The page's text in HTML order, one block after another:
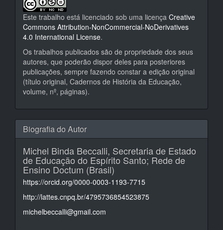
Este trabalho está licenciado sob uma licença Creative
Commons Attribution-NonCommercial-NoDerivatives
4.0 International License.
Os trabalhos publicados são de propriedade dos seus
autores, que poderão dispor deles para posteriores
publicações, sempre fazendo constar a edição original
(título original, Cadernos de História da Educação,
volume, nº, páginas).
Biografia do Autor
Michel Binda Beccalli, Secretaria de Estado
de Educação do Espírito Santo; Rede de
Ensino Doctum (Brasil)
https://orcid.org/0000-0003-1193-7715
http://lattes.cnpq.br/4795736854523875
michelbeccalli@gmail.com